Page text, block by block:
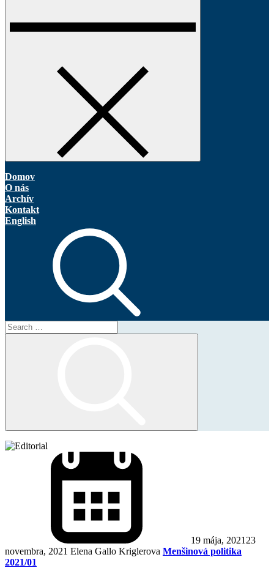
Domov
O nás
Archív
Kontakt
English
Search
for:
19 mája, 2021 23
novembra, 2021 Elena Gallo Kriglerova Menšinová politika
2021/01